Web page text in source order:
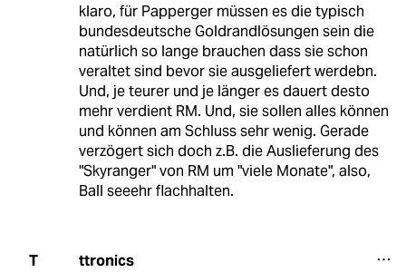
klaro, für Papperger müssen es die typisch
bundesdeutsche Goldrandlösungen sein die
natürlich so lange brauchen dass sie schon
veraltet sind bevor sie ausgeliefert werdebn.
Und, je teurer und je länger es dauert desto
mehr verdient RM. Und, sie sollen alles können
und können am Schluss sehr wenig. Gerade
verzögert sich doch z.B. die Auslieferung des
"Skyranger" von RM um "viele Monate", also,
Ball seeehr flachhalten.
T ttronics